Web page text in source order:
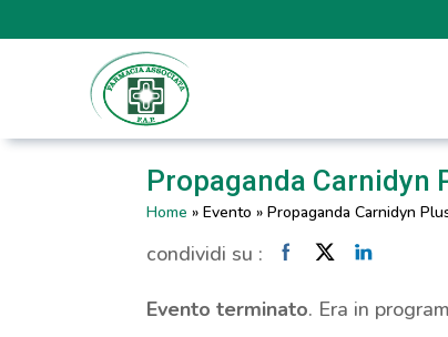
Propaganda Carnidyn
Home » Evento » Propaganda Carnidyn
condividi su :
Evento terminato. Era in